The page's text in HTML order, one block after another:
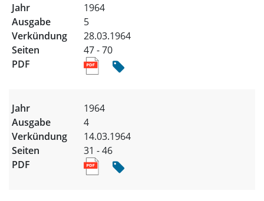
1964
5
28.03.1964
47 - 70
1964
4
14.03.1964
31 - 46